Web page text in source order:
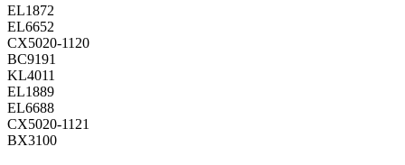
EL1872
EL6652
CX5020-1120
BC9191
KL4011
EL1889
EL6688
CX5020-1121
BX3100